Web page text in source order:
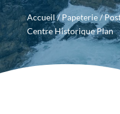
Accueil/Papeterie/
Centre Historique Plan